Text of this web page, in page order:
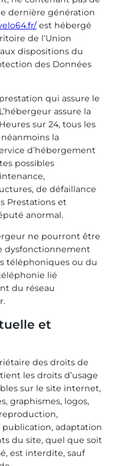
dernière génération
est hébergé
de l’Union
dispositions du
des Données
qui assure le
assure la
sur 24, tous les
néanmoins la
d’hébergement
possibles
de défaillance
Prestations et
anormal.
ne pourront être
dysfonctionnement
téléphoniques ou du
lié
du réseau
et
des droits de
les droits d’usage
sur le site internet,
graphismes, logos,
adaptation
du site, quel que soit
est interdite, sauf